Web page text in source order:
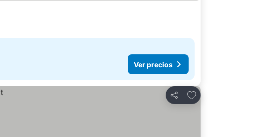
Ver precios
Compartir
Agregar a favoritos